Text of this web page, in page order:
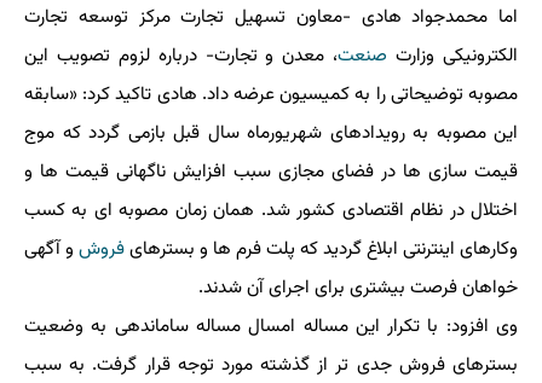
اما محمدجواد هادی -معاون تسهیل تجارت مرکز توسعه تجارت
الکترونیکی وزارت صنعت، معدن و تجارت- درباره لزوم تصویب این
مصوبه توضیحاتی را به کمیسیون عرضه داد. هادی تاکید کرد: «سابقه
این مصوبه به رویدادهای شهریورماه سال قبل بازمی گردد که موج
قیمت سازی ها در فضای مجازی سبب افزایش ناگهانی قیمت ها و
اختلال در نظام اقتصادی کشور شد. همان زمان مصوبه ای به کسب
وکارهای اینترنتی ابلاغ گردید که پلت فرم ها و بسترهایفروش و آگهی
خواهان فرصت بیشتری برای اجرای آن شدند.
وی افزود: با تکرار این مساله امسال مساله ساماندهی به وضعیت
بسترهای فروش جدی تر از گذشته مورد توجه قرار گرفت. به سبب